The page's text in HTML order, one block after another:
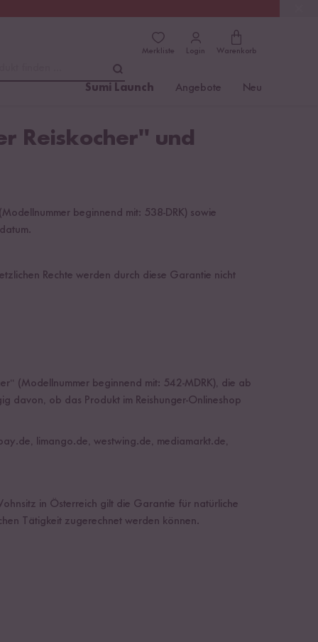
Merkliste Login Warenkorb
Sumi Launch Angebote Neu
Reiskocher" und
beginnend mit: 538-DRK) sowie
Rechte werden durch diese Garantie nicht
(Modellnummer beginnend mit: 542-MDRK), die ab
davon, ob das Produkt im Reishunger-Onlineshop
limango.de, westwing.de, mediamarkt.de,
in Österreich gilt die Garantie für natürliche
Tätigkeit zugerechnet werden können.